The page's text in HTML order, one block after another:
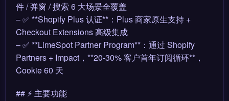
件 / 弹窗 / 搜索 6 大场景全覆盖
– ✅ **Shopify Plus 认证**：Plus 商家原生支持 +
Checkout Extensions 高级集成
– ✅ **LimeSpot Partner Program**：通过 Shopify
Partners + Impact，**20-30% 客户首年订阅循环**，
Cookie 60 天
## ⚡ 主要功能